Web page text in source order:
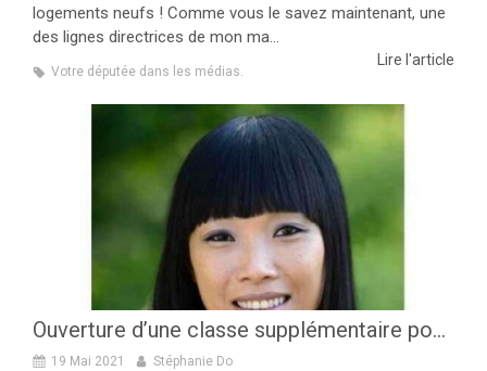
logements neufs ! Comme vous le savez maintenant, une
des lignes directrices de mon ma...
Lire l'article
Votre députée dans les médias.
Ouverture d’une classe supplémentaire pour l’école la Ferme du Buisson !
19 Mai 2021
Stéphanie Do